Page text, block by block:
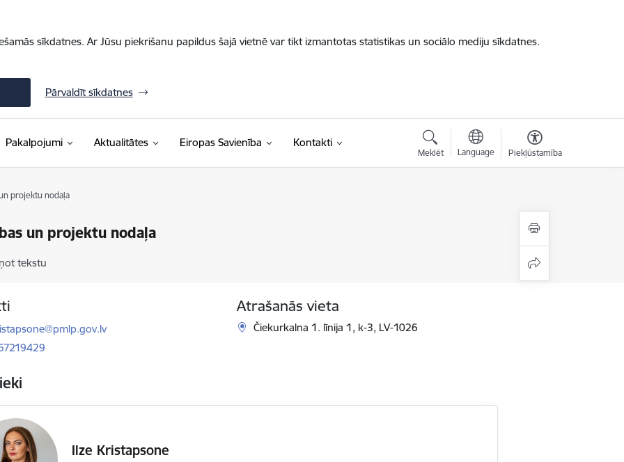
sīkdatnes. Ar Jūsu piekrišanu papildus šajā vietnē var tikt izmantotas statistikas un sociālo mediju sīkdatnes.
Pārvaldīt sīkdatnes
Pakalpojumi Aktualitātes Eiropas Savienība Kontakti
Meklēt Language Piekļūstamība
projektu nodaļa
un projektu nodaļa
tekstu
Atrašanās vieta
Čiekurkalna 1. līnija 1, k-3, LV-1026
Ilze Kristapsone